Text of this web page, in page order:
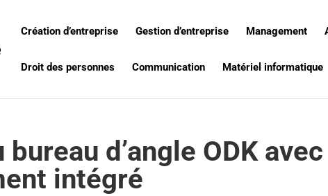
Création d’entreprise Gestion d’entreprise Management
Droit des personnes Communication Matériel informatique
d’angle ODK avec
intégré